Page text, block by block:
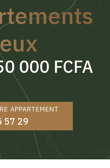
000 FCFA
APPARTEMENT
57 29